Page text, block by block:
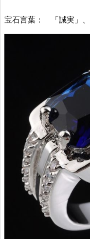
宝石言葉： 「誠実」、